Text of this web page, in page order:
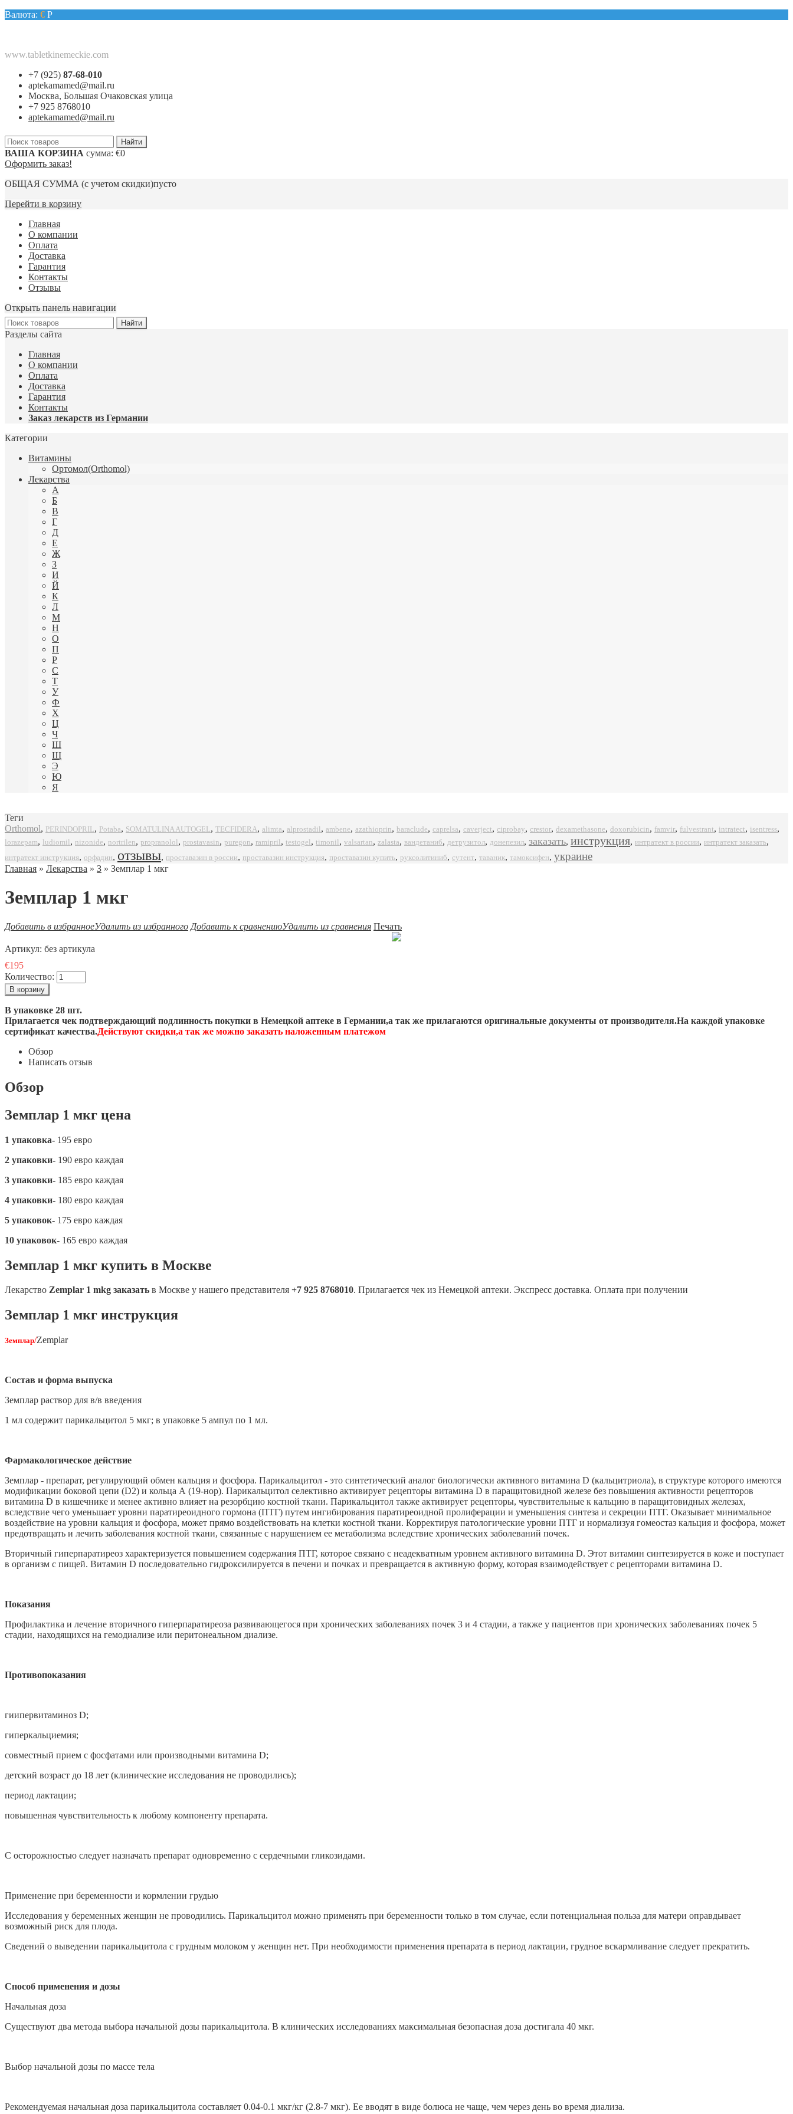
Валюта: € Р
www.tabletkinemeckie.com
+7 (925) 87-68-010
aptekamamed@mail.ru
Москва, Большая Очаковская улица
+7 925 8768010
aptekamamed@mail.ru
ВАША КОРЗИНА сумма: €0
Оформить заказ!
ОБЩАЯ СУММА (с учетом скидки)пусто
Перейти в корзину
Главная
О компании
Оплата
Доставка
Гарантия
Контакты
Отзывы
Открыть панель навигации
Разделы сайта
Главная
О компании
Оплата
Доставка
Гарантия
Контакты
Заказ лекарств из Германии
Категории
Витамины
Ортомол(Orthomol)
Лекарства
А
Б
В
Г
Д
Е
Ж
З
И
Й
К
Л
М
Н
О
П
Р
С
Т
У
Ф
Х
Ц
Ч
Ш
Щ
Э
Ю
Я
Теги
Orthomol, PERINDOPRIL, Potaba, SOMATULINA AUTOGEL, TECFIDERA, alimta, alprostadil, ambene, azathioprin, baraclude, caprelsa, caverject, ciprobay, crestor, dexamethasone, doxorubicin, famvir, fulvestrant, intratect, isentress,
lorazepam, ludiomil , nizonide, nortrilen, propranolol, prostavasin, puregon, ramipril, testogel , timonil, valsartan, zalasta, вандетаниб, детрузитол, донепезил, заказать, инструкция, интратект в россии, интратект заказать,
интратект инструкция, орфадин, отзывы, проставазин в россии, проставазин инструкция, проставазин купить, руксолитиниб, сутент, таваник, тамоксифен, украине
Главная » Лекарства » З » Земплар 1 мкг
Земплар 1 мкг
Добавить в избранноеУдалить из избранного Добавить к сравнениюУдалить из сравнения Печать
Артикул: без артикула
€195
Количество:
В упаковке 28 шт.
Прилагается чек подтверждающий подлинность покупки в Немецкой аптеке в Германии,а так же прилагаются оригинальные документы от производителя.На каждой упаковке
сертификат качества.Действуют скидки,а так же можно заказать наложенным платежом
Обзор
Написать отзыв
Обзор
Земплар 1 мкг цена
1 упаковка- 195 евро
2 упаковки- 190 евро каждая
3 упаковки- 185 евро каждая
4 упаковки- 180 евро каждая
5 упаковок- 175 евро каждая
10 упаковок- 165 евро каждая
Земплар 1 мкг купить в Москве
Лекарство Zemplar 1 mkg заказать в Москве у нашего представителя +7 925 8768010. Прилагается чек из Немецкой аптеки. Экспресс доставка. Оплата при получении
Земплар 1 мкг инструкция
Земплар/Zemplar
Состав и форма выпуска
Земплар раствор для в/в введения
1 мл содержит парикальцитол 5 мкг; в упаковке 5 ампул по 1 мл.
Фармакологическое действие
Земплар - препарат, регулирующий обмен кальция и фосфора. Парикальцитол - это синтетический аналог биологически активного витамина D (кальцитриола), в структуре которого имеются
модификации боковой цепи (D2) и кольца А (19-нор). Парикальцитол селективно активирует рецепторы витамина D в паращитовидной железе без повышения активности рецепторов
витамина D в кишечнике и менее активно влияет на резорбцию костной ткани. Парикальцитол также активирует рецепторы, чувствительные к кальцию в паращитовидных железах,
вследствие чего уменьшает уровни паратиреоидного гормона (ПТГ) путем ингибирования паратиреоидной пролиферации и уменьшения синтеза и секреции ПТГ. Оказывает минимальное
воздействие на уровни кальция и фосфора, может прямо воздействовать на клетки костной ткани. Корректируя патологические уровни ПТГ и нормализуя гомеостаз кальция и фосфора, может
предотвращать и лечить заболевания костной ткани, связанные с нарушением ее метаболизма вследствие хронических заболеваний почек.
Вторичный гиперпаратиреоз характеризуется повышением содержания ПТГ, которое связано с неадекватным уровнем активного витамина D. Этот витамин синтезируется в коже и поступает
в организм с пищей. Витамин D последовательно гидроксилируется в печени и почках и превращается в активную форму, которая взаимодействует с рецепторами витамина D.
Показания
Профилактика и лечение вторичного гиперпаратиреоза развивающегося при хронических заболеваниях почек 3 и 4 стадии, а также у пациентов при хронических заболеваниях почек 5
стадии, находящихся на гемодиализе или перитонеальном диализе.
Противопоказания
гиипервитаминоз D;
гиперкальциемия;
совместный прием с фосфатами или производными витамина D;
детский возраст до 18 лет (клинические исследования не проводились);
период лактации;
повышенная чувствительность к любому компоненту препарата.
С осторожностью следует назначать препарат одновременно с сердечными гликозидами.
Применение при беременности и кормлении грудью
Исследования у беременных женщин не проводились. Парикальцитол можно применять при беременности только в том случае, если потенциальная польза для матери оправдывает
возможный риск для плода.
Сведений о выведении парикальцитола с грудным молоком у женщин нет. При необходимости применения препарата в период лактации, грудное вскармливание следует прекратить.
Способ применения и дозы
Начальная доза
Существуют два метода выбора начальной дозы парикальцитола. В клинических исследованиях максимальная безопасная доза достигала 40 мкг.
Выбор начальной дозы по массе тела
Рекомендуемая начальная доза парикальцитола составляет 0.04-0.1 мкг/кг (2.8-7 мкг). Ее вводят в виде болюса не чаще, чем через день во время диализа.